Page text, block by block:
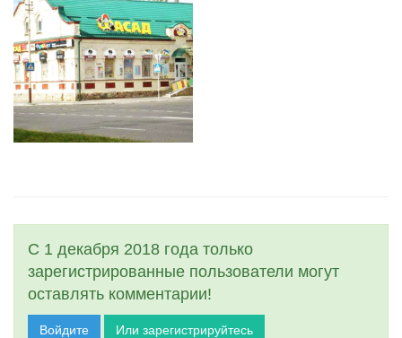
С 1 декабря 2018 года только
зарегистрированные пользователи могут
оставлять комментарии!
Войдите Или зарегистрируйтесь